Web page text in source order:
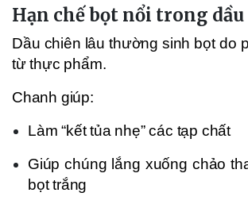
Hạn chế bọt nổi trong dầu
Dầu chiên lâu thường sinh bọt do
từ thực phẩm.
Chanh giúp:
Làm “kết tủa nhẹ” các tạp chất
Giúp chúng lắng xuống chảo
bọt trắng